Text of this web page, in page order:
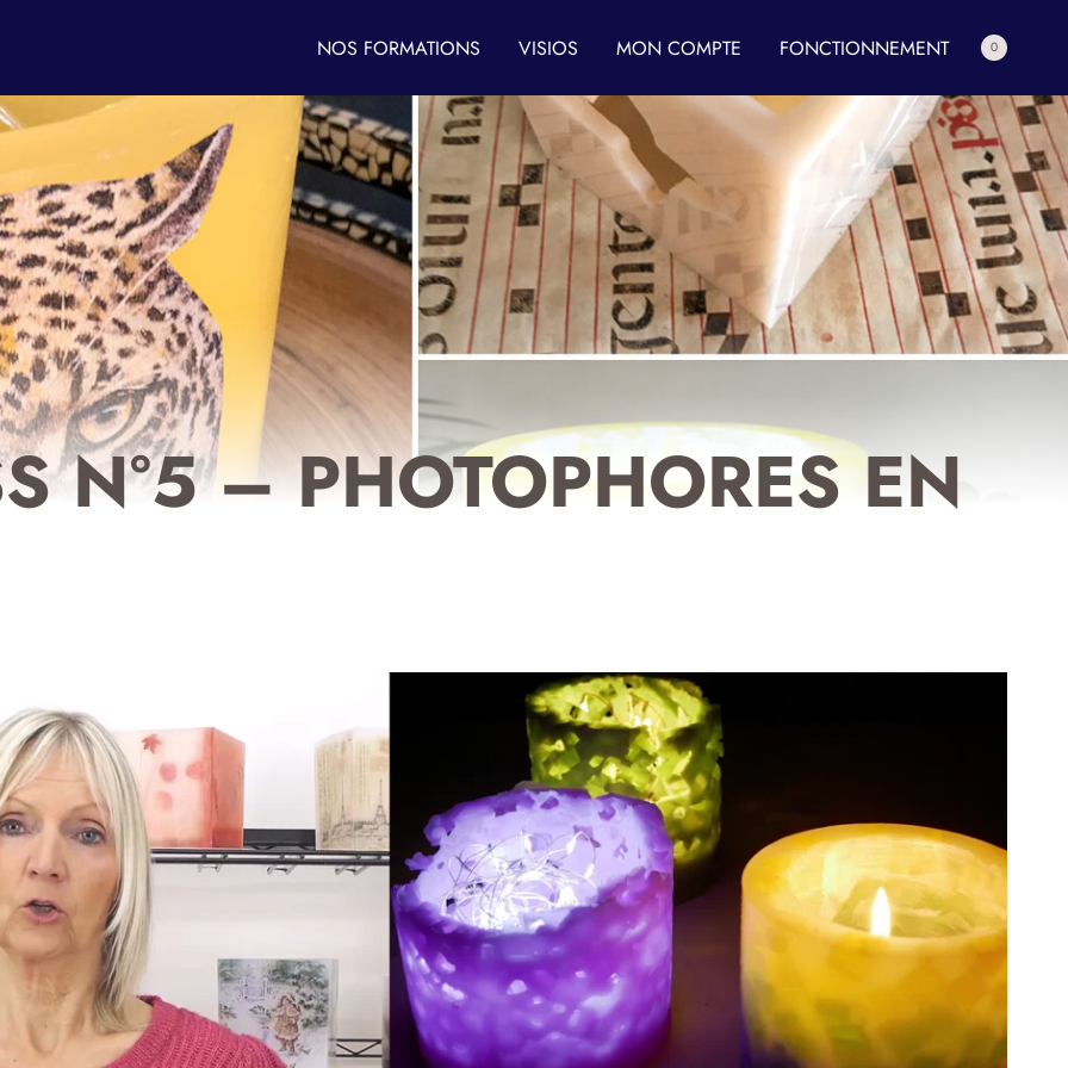
NOS FORMATIONS VISIOS MON COMPTE FONCTIONNEMENT 0
N°5 – PHOTOPHORES EN